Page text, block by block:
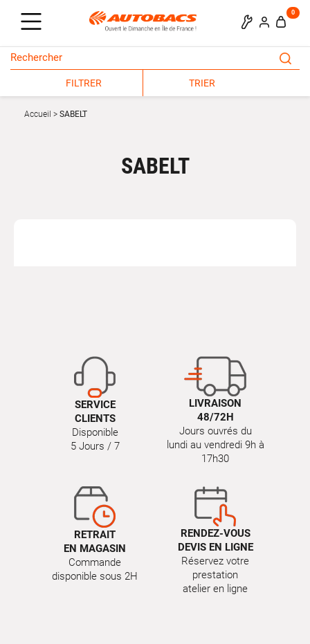
0
FILTRER TRIER
Accueil SABELT
SABELT
SERVICE
CLIENTS
Disponible
5 Jours / 7
LIVRAISON
48/72H
Jours ouvrés du
lundi au vendredi 9h à
17h30
RETRAIT
EN MAGASIN
Commande
disponible sous 2H
RENDEZ-VOUS
DEVIS EN LIGNE
Réservez votre
prestation
atelier en ligne